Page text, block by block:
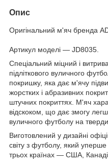
Опис
Оригінальний м'яч бренда
Артикул моделі — JD8035.
Спеціальний міцний і
підліткового вуличного
покришку, яка дає м'ячу
жорстких і абразивних
штучних покриттях. М'яч
відскоком, що дає змогу
вуличного футболу на
Виготовлений у дизайні
світу з футболу, який уперше
трьох країнах — США, Канаді